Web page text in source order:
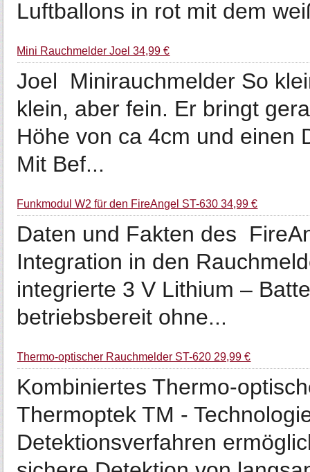
Luftballons in rot mit dem
Mini Rauchmelder Joel 34,99 €
Joel Minirauchmelder So
klein, aber fein. Er bringt
Höhe von ca 4cm und einen
Mit Bef...
Funkmodul W2 für den FireAngel ST-630 34,99 €
Daten und Fakten des
Integration in den
integrierte 3 V Lithium –
betriebsbereit ohne...
Thermo-optischer Rauchmelder ST-620 29,99 €
Kombiniertes Thermo-
Thermoptek TM -
Detektionsverfahren